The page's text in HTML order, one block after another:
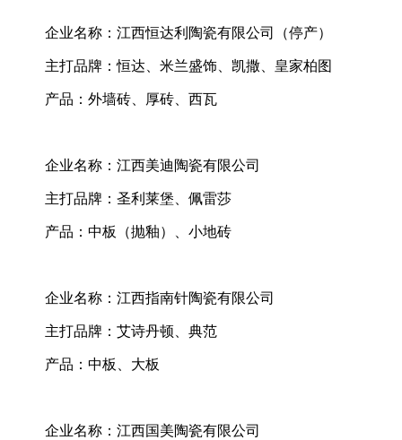
企业名称：江西恒达利陶瓷有限公司（停产）
主打品牌：恒达、米兰盛饰、凯撒、皇家柏图
产品：外墙砖、厚砖、西瓦
企业名称：江西美迪陶瓷有限公司
主打品牌：圣利莱堡、佩雷莎
产品：中板（抛釉）、小地砖
企业名称：江西指南针陶瓷有限公司
主打品牌：艾诗丹顿、典范
产品：中板、大板
企业名称：江西国美陶瓷有限公司